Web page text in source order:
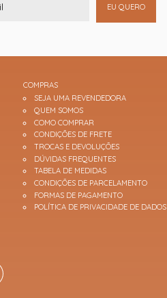
EU QUERO
COMPRAS
SEJA UMA REVENDEDORA
QUEM SOMOS
COMO COMPRAR
CONDIÇÕES DE FRETE
TROCAS E DEVOLUÇÕES
DÚVIDAS FREQUENTES
TABELA DE MEDIDAS
CONDIÇÕES DE PARCELAMENTO
FORMAS DE PAGAMENTO
POLÍTICA DE PRIVACIDADE DE DADOS